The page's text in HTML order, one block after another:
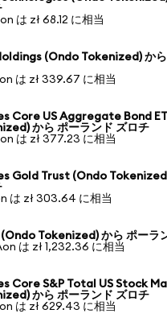
は zł 68.12 に相当
(Ondo Tokenized) から
は zł 339.67 に相当
Core US Aggregate Bond
から ポーランド ズロチ
は zł 377.23 に相当
Gold Trust (Ondo
は zł 303.64 に相当
Tokenized) から ポーラ
は zł 1,232.36 に相当
Core S&P Total US Stock
から ポーランド ズロチ
は zł 629.43 に相当